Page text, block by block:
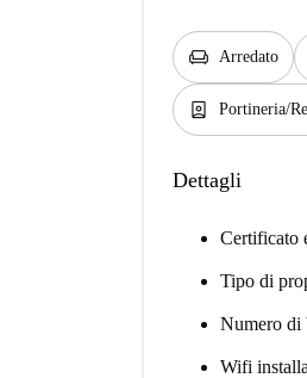
chair Arredato
person_book Portineria/
Dettagli
Certificato
Tipo di
Numero di
Wifi